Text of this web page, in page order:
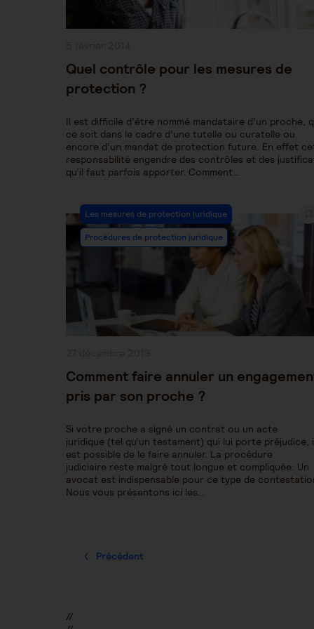
Quel contrôle pour les mesures de
protection ?
Il est difficile d’être nommé mandataire d’un proche,
ce soit dans le cadre d’une tutelle ou curatelle ou
encore d’un mandat de protection future. En effet
responsabilité engendre des contrôles et des
qu’il faut parfois apporter. Comment…
Post
Category:
Les mesures de protection juridique
Procédures de protection juridique
Comment faire annuler un
pris par son proche ?
Si votre proche a signé un contrat ou un acte
juridique (tel qu’un testament) qui lui porte préjudice,
est possible de le faire annuler. La procédure
judiciaire reste malgré tout longue et compliquée. Un
avocat est indispensable pour ce type de
Nous vous présentons ici les…
Précédent
//